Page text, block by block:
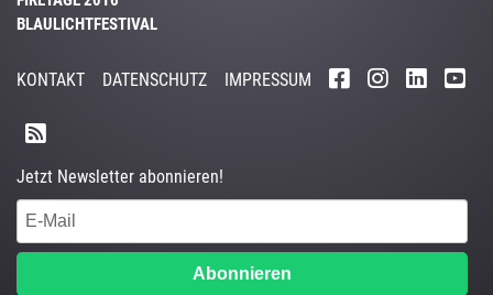
BLAULICHTFESTIVAL
KONTAKT DATENSCHUTZ IMPRESSUM
Jetzt Newsletter abonnieren!
Abonnieren